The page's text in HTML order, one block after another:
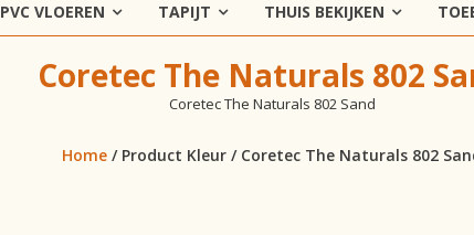
PVC VLOEREN TAPIJT THUIS BEKIJKEN
Coretec The Naturals 802
Coretec The Naturals 802 Sand
Home / Product Kleur / Coretec The Naturals 802